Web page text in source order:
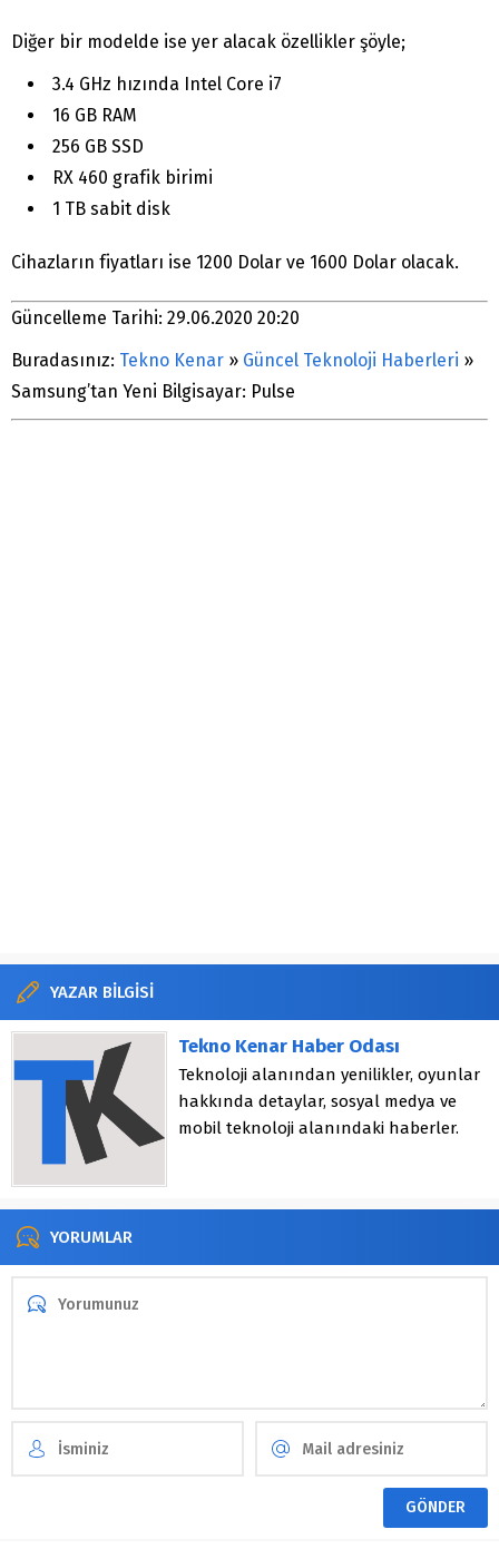
Diğer bir modelde ise yer alacak özellikler şöyle;
3.4 GHz hızında Intel Core i7
16 GB RAM
256 GB SSD
RX 460 grafik birimi
1 TB sabit disk
Cihazların fiyatları ise 1200 Dolar ve 1600 Dolar olacak.
Güncelleme Tarihi: 29.06.2020 20:20
Buradasınız: Tekno Kenar » Güncel Teknoloji Haberleri »
Samsung’tan Yeni Bilgisayar: Pulse
YAZAR BİLGİSİ
Tekno Kenar Haber Odası
Teknoloji alanından yenilikler, oyunlar
hakkında detaylar, sosyal medya ve
mobil teknoloji alanındaki haberler.
YORUMLAR